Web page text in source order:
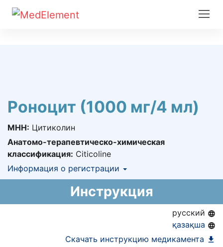
Роноцит (1000 мг/4 мл)
МНН: Цитиколин
Анатомо-терапевтическо-химическая
классификация: Citicoline
Информация о регистрации
Информация о регистрации в РК:09.02.2012 -
Инструкция
русский
қазақша
Скачать инструкцию медикамента